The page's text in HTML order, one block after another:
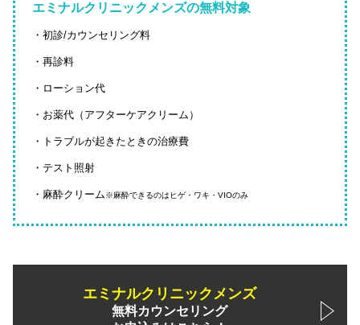
エミナルクリニックメンズの無料対象
・初診/カウンセリング料
・再診料
・ローション代
・お薬代（アフターケアクリーム）
・トラブルが起きたときの治療費
・テスト照射
・麻酔クリーム※麻酔できるのはヒゲ・ワキ・VIOのみ
エミナルクリニックメンズ
無料カウンセリング